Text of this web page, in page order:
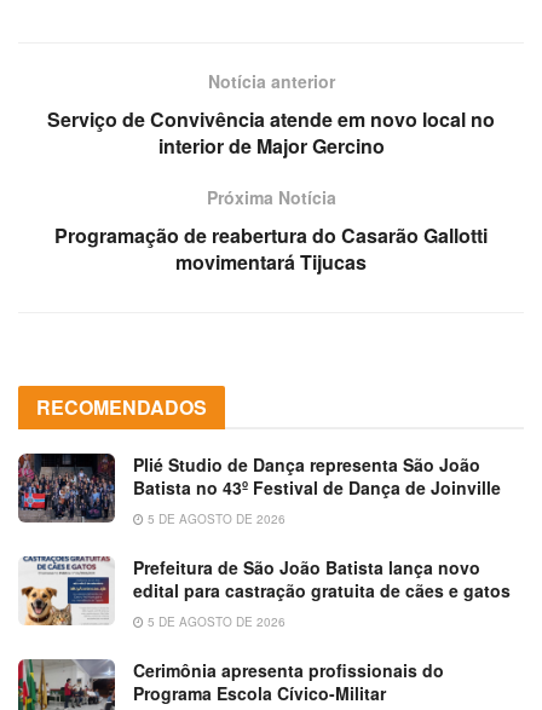
Notícia anterior
Serviço de Convivência atende em novo local no
interior de Major Gercino
Próxima Notícia
Programação de reabertura do Casarão Gallotti
movimentará Tijucas
RECOMENDADOS
Plié Studio de Dança representa São João
Batista no 43º Festival de Dança de Joinville
5 DE AGOSTO DE 2026
Prefeitura de São João Batista lança novo
edital para castração gratuita de cães e gatos
5 DE AGOSTO DE 2026
Cerimônia apresenta profissionais do
Programa Escola Cívico-Militar